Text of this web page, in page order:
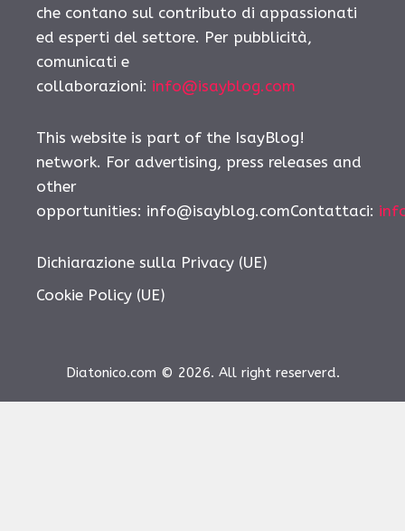
che contano sul contributo di appassionati
ed esperti del settore. Per pubblicità,
comunicati e
collaborazioni: info@isayblog.com
This website is part of the IsayBlog!
network. For advertising, press releases and
other
opportunities: info@isayblog.comContattaci:
Dichiarazione sulla Privacy (UE)
Cookie Policy (UE)
Diatonico.com © 2026. All right reserverd.